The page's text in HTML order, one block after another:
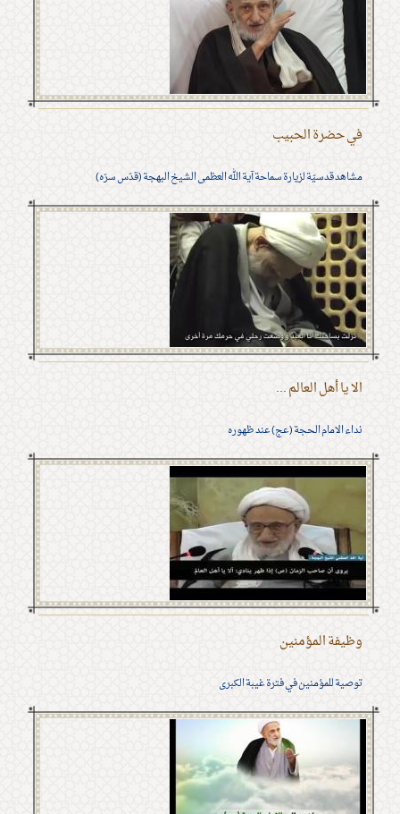
في حضرة الحبيب
مشاهد قدسيّة لزيارة سماحة آية الله العظمى الشيخ البهجة (قدّس سرّه)
الا يا أهل العالم ...
نداء الامام الحجة (عج) عند ظهوره
وظيفة المؤمنين
توصية للمؤمنين في فترة غيبة الكبرى